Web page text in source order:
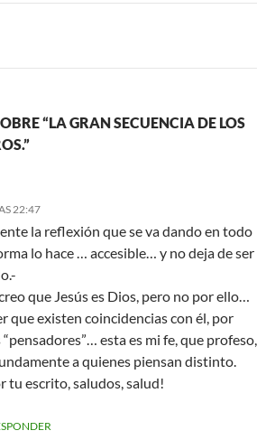
“LA GRAN SECUENCIA DE LOS
22:47
la reflexión que se va dando en todo
lo hace … accesible… y no deja de ser
que Jesús es Dios, pero no por ello…
que existen coincidencias con él, por
esta es mi fe, que profeso,
a quienes piensan distinto.
tu escrito, saludos, salud!